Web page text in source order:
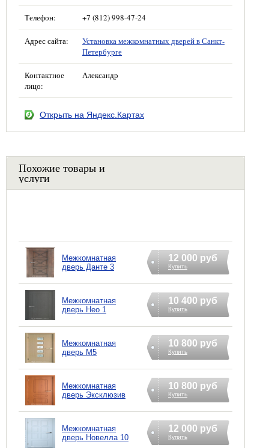
Телефон: +7 (812) 998-47-24
Адрес сайта:
Установка межкомнатных дверей в Санкт-
Петербурге
Контактное
лицо:
Александр
Открыть на Яндекс.Картах
Похожие товары и
услуги
Межкомнатная
дверь Данте 3
12 000 руб
Купить
Межкомнатная
дверь Нео 1
10 400 руб
Купить
Межкомнатная
дверь М5
10 800 руб
Купить
Межкомнатная
дверь Эксклюзив
10 800 руб
Купить
Межкомнатная
дверь Новелла 10
12 000 руб
Купить